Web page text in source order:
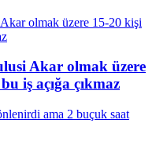
Akar olmak üzere
iş açığa çıkmaz